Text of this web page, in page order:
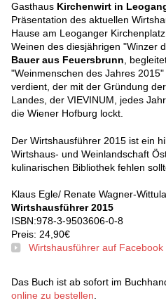
Gasthaus Kirchenwirt in
Präsentation des aktuellen
Hause am Leoganger
Weinen des diesjährigen "Winzer
Bauer aus Feuersbrunn,
"Weinmenschen des Jahres 2015"
verdient, der mit der Gründung
Landes, der VIEVINUM, jedes
die Wiener Hofburg lockt.
Der Wirtshausführer 2015 ist ein
Wirtshaus- und Weinlandschaft
kulinarischen Bibliothek fehlen
Klaus Egle/ Renate Wagner-Wittula
Wirtshausführer 2015
ISBN:978‐3-9503606-0-8
Preis: 24,90€
Wirtshausführer auf Facebook
Das Buch ist ab sofort im
online zu bestellen.